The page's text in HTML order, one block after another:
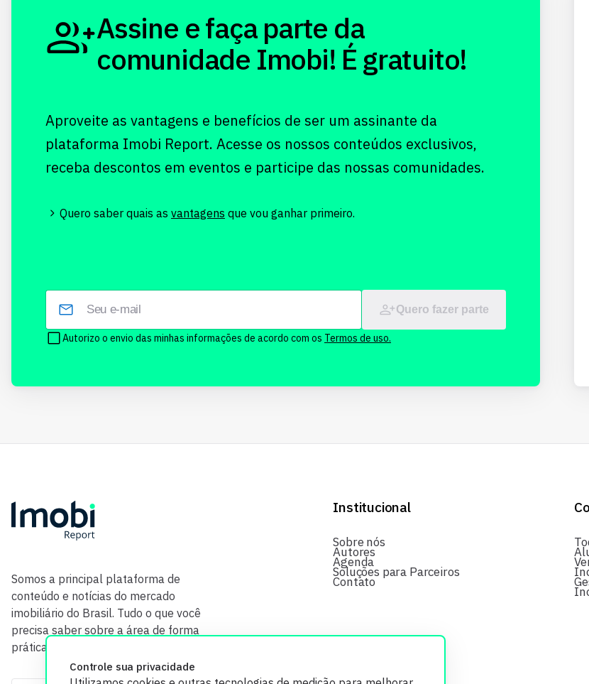
Controle sua privacidade
Assine e faça parte da
comunidade Imobi! É gratuito!
Aproveite as vantagens e benefícios de ser um assinante da
plataforma Imobi Report. Acesse os nossos conteúdos exclusivos,
receba descontos em eventos e participe das nossas comunidades.
Quero saber quais as vantagens que vou ganhar primeiro.
Quero fazer parte
Autorizo o envio das minhas informações de acordo com os Termos de uso.
Somos a principal plataforma de
conteúdo e notícias do mercado
imobiliário do Brasil. Tudo o que você
precisa saber sobre a área de forma
prática e com credibilidade.
Institucional
Sobre nós
Autores
Agenda
Soluções para Parceiros
Contato